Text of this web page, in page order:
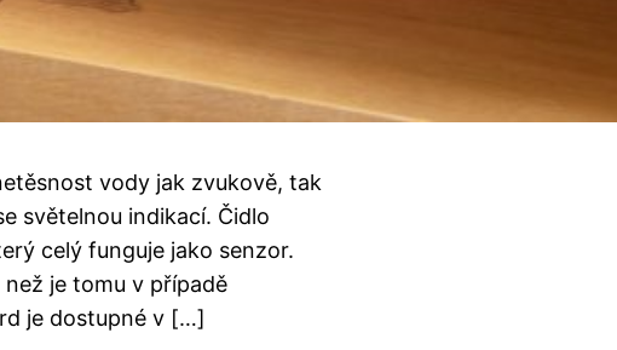
vody jak zvukově, tak
světelnou indikací. Čidlo
celý funguje jako senzor.
je tomu v případě
je dostupné v […]